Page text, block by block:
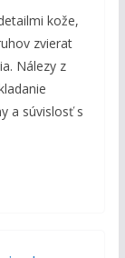
kože,
zvierat
Nálezy z
a súvislosť s